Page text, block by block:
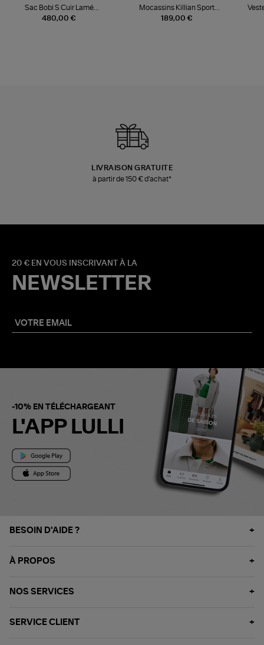
480,00 €
Sac Bobi S Cuir Lamé
Champagne
189,00 €
Mocassins Killian Sport
Mousse
LIVRAISON GRATUITE
à partir de 150 € d'achat*
20 € EN VOUS INSCRIVANT À LA
NEWSLETTER
-10% EN TÉLÉCHARGEANT
L'APP LULLI
BESOIN D'AIDE ?
À PROPOS
NOS SERVICES
SERVICE CLIENT